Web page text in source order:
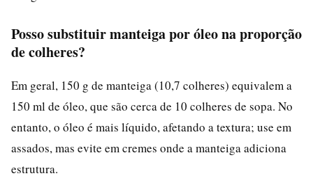
Posso substituir manteiga por óleo na proporção
de colheres?
Em geral, 150 g de manteiga (10,7 colheres) equivalem a
150 ml de óleo, que são cerca de 10 colheres de sopa. No
entanto, o óleo é mais líquido, afetando a textura; use em
assados, mas evite em cremes onde a manteiga adiciona
estrutura.